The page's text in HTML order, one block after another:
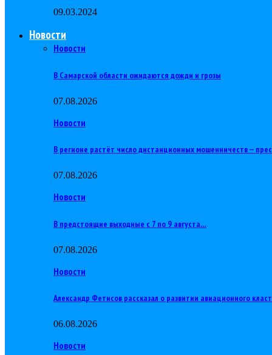
09.03.2024
Новости
Новости
В Самарской области ожидаются дожди и грозы
07.08.2026
Новости
В регионе растёт число дистанционных мошенничеств —
07.08.2026
Новости
В предстоящие выходные с 7 по 9 августа…
07.08.2026
Новости
Александр Фетисов рассказал о развитии авиационного
06.08.2026
Новости